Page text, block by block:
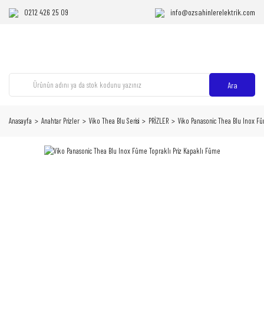
0212 426 25 09 info@ozsahinlerelektrik.com
Ara
Anasayfa Anahtar Prizler Viko Thea Blu Serisi PRİZLER Viko Panasonic Thea Blu Inox